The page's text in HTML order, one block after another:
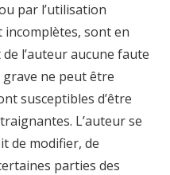
par l’utilisation
incomplètes, sont en
l’auteur aucune faute
ne peut être
susceptibles d’être
L’auteur se
de modifier, de
parties des